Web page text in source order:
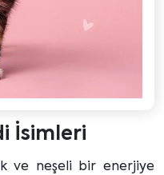
İsimleri
ve neşeli bir enerjiye